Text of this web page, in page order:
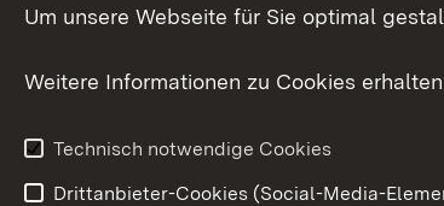
Ministerialdirektorin
Organigramm
Um unsere Webseite für Sie optimal
Weitere Informationen zu Cookies
Technisch notwendige Cookies
Drittanbieter-Cookies (Social-Media-